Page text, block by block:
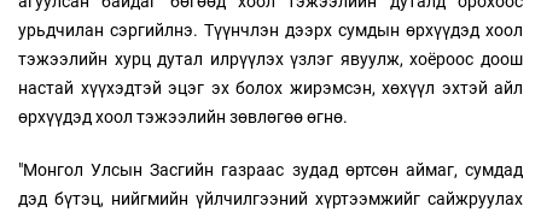
урьдчилан сэргийлнэ. Түүнчлэн дээрх сумдын өрхүүдэд хоол
тэжээлийн хурц дутал илрүүлэх үзлэг явуулж, хоёроос доош
настай хүүхэдтэй эцэг эх болох жирэмсэн, хөхүүл эхтэй айл
өрхүүдэд хоол тэжээлийн зөвлөгөө өгнө.
"Монгол Улсын Засгийн газраас зудад өртсөн аймаг, сумдад
дэд бүтэц, нийгмийн үйлчилгээний хүртээмжийг сайжруулах